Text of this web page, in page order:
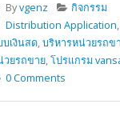
Byvgenz
กิจกรรม
Distribution Application,
บเงินสด,บริหารหน่วยรถข
วยรถขาย,โปรแกรม
0 Comments